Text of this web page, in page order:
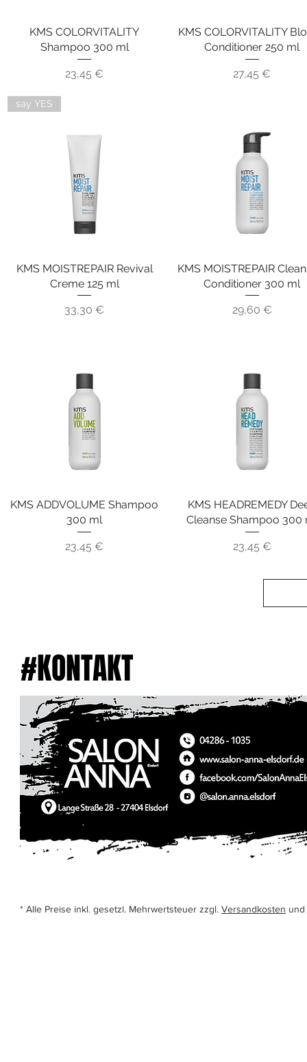
Schnellansicht
KMS COLORVITALITY
Shampoo 300 ml
Preis
23,45 €
Schnellansicht
KMS COLORVITALITY
Conditioner 250 ml
Preis
27,45 €
Schnellansicht
say YES
KMS MOISTREPAIR Revival
Creme 125 ml
Preis
33,30 €
Schnellansicht
KMS MOISTREPAIR
Conditioner 300 ml
Preis
29,60 €
Schnellansicht
KMS ADDVOLUME Shampoo
300 ml
Preis
23,45 €
Schnellansicht
KMS HEADREMEDY
Cleanse Shampoo 300
Preis
23,45 €
#KONTAKT
* Alle Preise inkl. gesetzl. Mehrwertsteuer zzgl. Versandkosten